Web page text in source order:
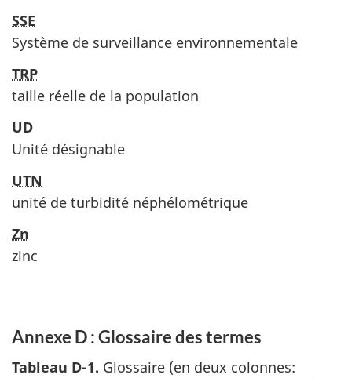
SSE
Système de surveillance environnementale
TRP
taille réelle de la population
UD
Unité désignable
UTN
unité de turbidité néphélométrique
Zn
zinc
Annexe D : Glossaire des termes
Tableau D-1. Glossaire (en deux colonnes: